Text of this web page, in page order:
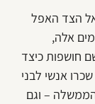
אל הצד האפל
אלה,
חושפות כיצד
שכרו אנשי לבני
– וגם